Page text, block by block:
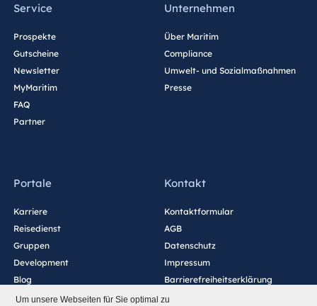
Um unsere Webseiten für Sie optimal zu
Service
Prospekte
Gutscheine
Newsletter
MyMaritim
FAQ
Partner
Unternehmen
Über Maritim
Compliance
Umwelt- und Sozialmaßnahmen
Presse
Portale
Karriere
Reisedienst
Gruppen
Development
Blog
Kontakt
Kontaktformular
AGB
Datenschutz
Impressum
Barrierefreiheitserklärung
Cookie-Einstellungen